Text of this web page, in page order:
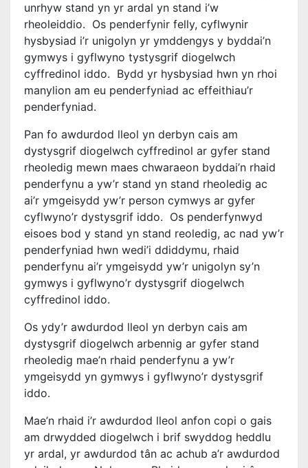
unrhyw stand yn yr ardal yn stand i’w
rheoleiddio. Os penderfynir felly, cyflwynir
hysbysiad i’r unigolyn yr ymddengys y byddai’n
gymwys i gyflwyno tystysgrif diogelwch
cyffredinol iddo. Bydd yr hysbysiad hwn yn rhoi
manylion am eu penderfyniad ac effeithiau’r
penderfyniad.
Pan fo awdurdod lleol yn derbyn cais am
dystysgrif diogelwch cyffredinol ar gyfer stand
rheoledig mewn maes chwaraeon byddai’n rhaid
penderfynu a yw’r stand yn stand rheoledig ac
ai’r ymgeisydd yw’r person cymwys ar gyfer
cyflwyno’r dystysgrif iddo. Os penderfynwyd
eisoes bod y stand yn stand reoledig, ac nad yw’r
penderfyniad hwn wedi’i ddiddymu, rhaid
penderfynu ai’r ymgeisydd yw’r unigolyn sy’n
gymwys i gyflwyno’r dystysgrif diogelwch
cyffredinol iddo.
Os ydy’r awdurdod lleol yn derbyn cais am
dystysgrif diogelwch arbennig ar gyfer stand
rheoledig mae’n rhaid penderfynu a yw’r
ymgeisydd yn gymwys i gyflwyno’r dystysgrif
iddo.
Mae’n rhaid i’r awdurdod lleol anfon copi o gais
am drwydded diogelwch i brif swyddog heddlu
yr ardal, yr awdurdod tân ac achub a’r awdurdod